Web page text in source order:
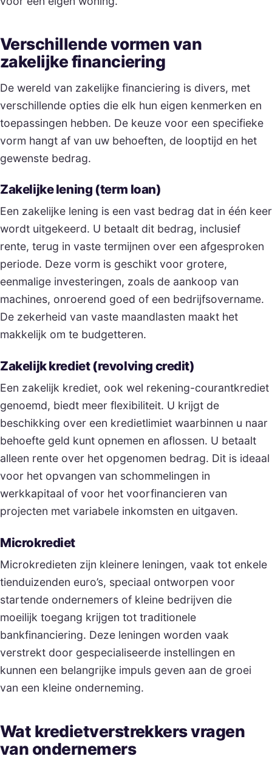
Verschillende vormen van
zakelijke financiering
De wereld van zakelijke financiering is divers, met
verschillende opties die elk hun eigen kenmerken en
toepassingen hebben. De keuze voor een specifieke
vorm hangt af van uw behoeften, de looptijd en het
gewenste bedrag.
Zakelijke lening (term loan)
Een zakelijke lening is een vast bedrag dat in één keer
wordt uitgekeerd. U betaalt dit bedrag, inclusief
rente, terug in vaste termijnen over een afgesproken
periode. Deze vorm is geschikt voor grotere,
eenmalige investeringen, zoals de aankoop van
machines, onroerend goed of een bedrijfsovername.
De zekerheid van vaste maandlasten maakt het
makkelijk om te budgetteren.
Zakelijk krediet (revolving credit)
Een zakelijk krediet, ook wel rekening-courantkrediet
genoemd, biedt meer flexibiliteit. U krijgt de
beschikking over een kredietlimiet waarbinnen u naar
behoefte geld kunt opnemen en aflossen. U betaalt
alleen rente over het opgenomen bedrag. Dit is ideaal
voor het opvangen van schommelingen in
werkkapitaal of voor het voorfinancieren van
projecten met variabele inkomsten en uitgaven.
Microkrediet
Microkredieten zijn kleinere leningen, vaak tot enkele
tienduizenden euro’s, speciaal ontworpen voor
startende ondernemers of kleine bedrijven die
moeilijk toegang krijgen tot traditionele
bankfinanciering. Deze leningen worden vaak
verstrekt door gespecialiseerde instellingen en
kunnen een belangrijke impuls geven aan de groei
van een kleine onderneming.
Wat kredietverstrekkers vragen
van ondernemers